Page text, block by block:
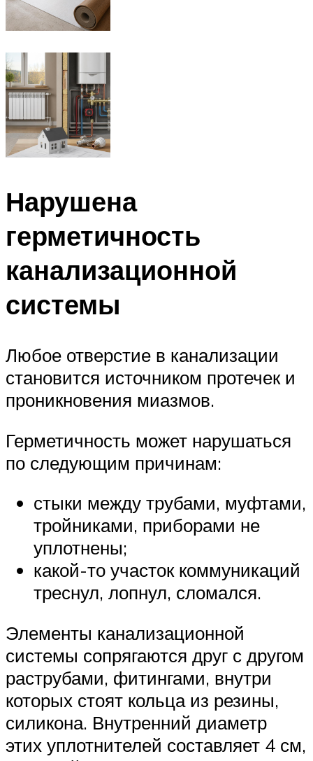
Нарушена
герметичность
канализационной
системы
Любое отверстие в канализации
становится источником протечек и
проникновения миазмов.
Герметичность может нарушаться
по следующим причинам:
стыки между трубами, муфтами,
тройниками, приборами не
уплотнены;
какой-то участок коммуникаций
треснул, лопнул, сломался.
Элементы канализационной
системы сопрягаются друг с другом
раструбами, фитингами, внутри
которых стоят кольца из резины,
силикона. Внутренний диаметр
этих уплотнителей составляет 4 см,